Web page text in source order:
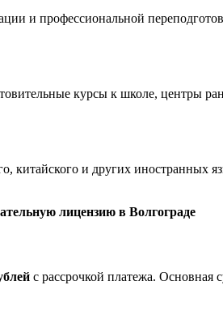
и профессиональной
курсы к школе, центры
китайского и других
лицензию в Волгограде
с рассрочкой платежа. Основная